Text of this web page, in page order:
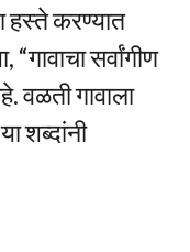
हस्ते करण्यात
सर्वांगीण
वळती गावाला
शब्दांनी